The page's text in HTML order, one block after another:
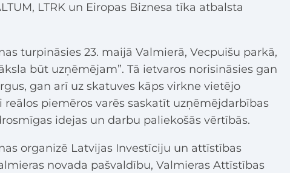
LTRK un Eiropas Biznesa tīka atbalsta
turpināsies 23. maijā Valmierā, Vecpuišu parkā,
būt uzņēmējam”. Tā ietvaros norisināsies gan
gan arī uz skatuves kāps virkne vietējo
piemēros varēs saskatīt uzņēmējdarbības
idejas un darbu paliekošās vērtībās.
organizē Latvijas Investīciju un attīstības
novada pašvaldību, Valmieras Attīstības